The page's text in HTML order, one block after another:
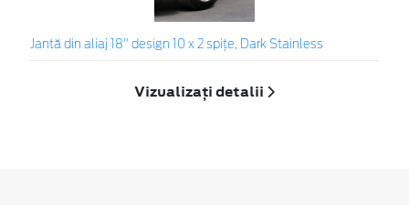
Jantă din aliaj 18" design 10 x 2 spițe, Dark Stainless
Vizualizați detalii